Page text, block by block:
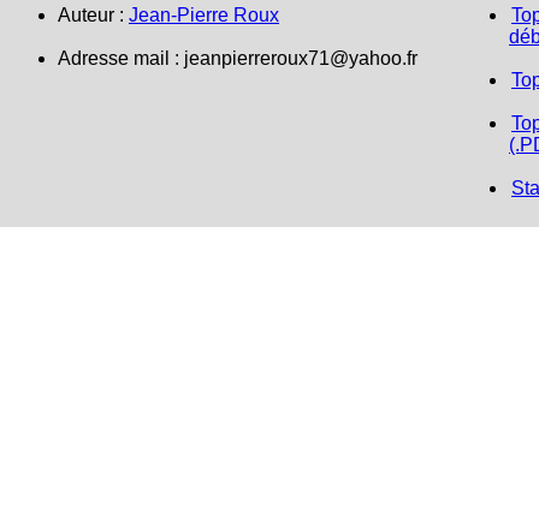
Auteur : Jean-Pierre Roux
Adresse mail : jeanpierreroux71@yahoo.fr